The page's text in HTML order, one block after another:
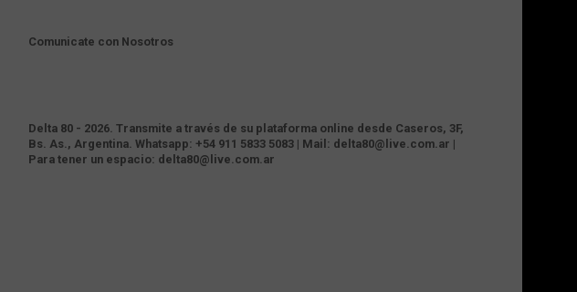
Comunicate con Nosotros
Delta 80 - 2026. Transmite a través de su plataforma online desde Caseros, 3F,
Bs. As., Argentina. Whatsapp: +54 911 5833 5083 | Mail: delta80@live.com.ar |
Para tener un espacio: delta80@live.com.ar